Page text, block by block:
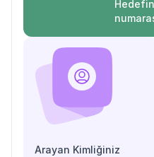
Arayan Kimliğiniz